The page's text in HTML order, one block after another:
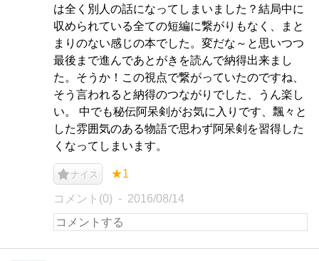
は全く別人の話になってしまいました？結局中に
収められている全ての短編に繋がりもなく、まと
まりのない感じの本でした。変だな～と思いつつ
最後まで進んであとがきを読んで納得出来まし
た。そうか！この視点で繋がっていたのですね、
そう言われると納得のつながりでした、うん楽し
い。 中でも秘伝阿呆剣がお気に入りです、飄々と
した雰囲気のある物語で思わず阿呆剣を習得した
くなってしまいます。
ナイス ★1
コメント(0) 2016/08/14